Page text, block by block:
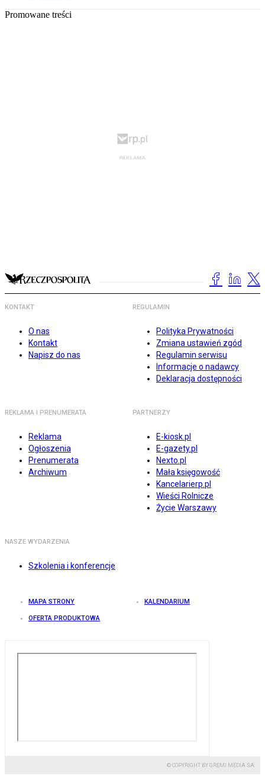
Promowane treści
KONTAKT
O nas
Kontakt
Napisz do nas
REGULAMIN
Polityka Prywatności
Zmiana ustawień zgód
Regulamin serwisu
Informacje o nadawcy
Deklaracja dostępności
REKLAMA I PRENUMERATA
Reklama
Ogłoszenia
Prenumerata
Archiwum
PARTNERZY
E-kiosk.pl
E-gazety.pl
Nexto.pl
Mała księgowość
Kancelarierp.pl
Wieści Rolnicze
Życie Warszawy
NASZE WYDARZENIA
Szkolenia i konferencje
MAPA STRONY KALENDARIUM
OFERTA PRODUKTOWA
© COPYRIGHT BY GREMI MEDIA SA